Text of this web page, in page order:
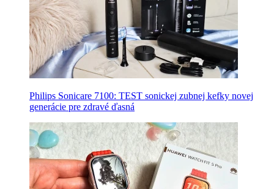
Philips Sonicare 7100: TEST sonickej zubnej kefky novej
generácie pre zdravé ďasná